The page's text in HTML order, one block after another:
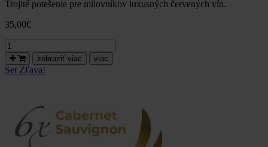
Trojité potešenie pre milovníkov luxusných červených vín.
35,00€
množstvo
Nový
set
prémiových
dopravou
GRÁTIS
zobraziť viac viac
Set Zľava!